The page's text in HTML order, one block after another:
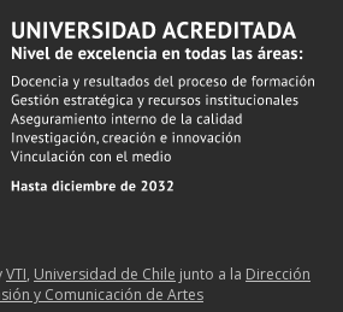
VTI, Universidad de Chile junto a la Dirección
y Comunicación de Artes